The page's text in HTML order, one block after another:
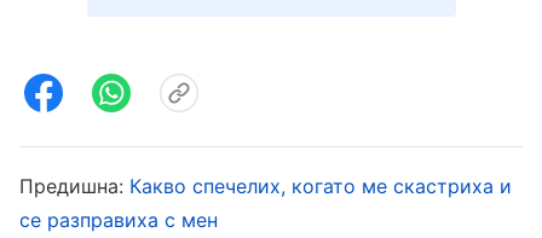
не знае как да изпълнява дълга си или не
новодошлите, че имах собствени методи за
Предишна: Какво спечелих, когато ме скастриха и
се разправиха с мен